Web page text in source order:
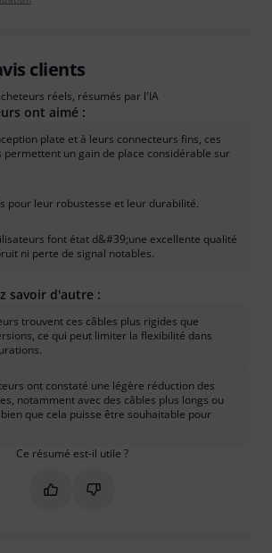
clients
réels, résumés par l'IA
ont aimé :
plate et à leurs connecteurs fins, ces
permettent un gain de place considérable sur
pour leur robustesse et leur durabilité.
font état d&#39;une excellente qualité
ni perte de signal notables.
savoir d'autre :
trouvent ces câbles plus rigides que
ce qui peut limiter la flexibilité dans
ont constaté une légère réduction des
notamment avec des câbles plus longs ou
que cela puisse être souhaitable pour
Ce résumé est-il utile ?
Marquer ce résumé comme utile
Marquer ce résumé comme